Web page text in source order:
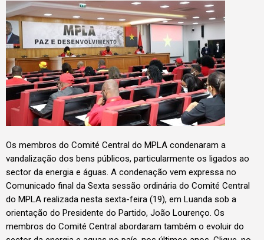
Os membros do Comité Central do MPLA condenaram a
vandalização dos bens públicos, particularmente os ligados ao
sector da energia e águas. A condenação vem expressa no
Comunicado final da Sexta sessão ordinária do Comité Central
do MPLA realizada nesta sexta-feira (19), em Luanda sob a
orientação do Presidente do Partido, João Lourenço. Os
membros do Comité Central abordaram também o evoluir do